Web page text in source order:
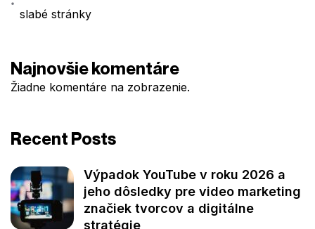
slabé stránky
Najnovšie komentáre
Žiadne komentáre na zobrazenie.
Recent Posts
Výpadok YouTube v roku 2026 a
jeho dôsledky pre video marketing
značiek tvorcov a digitálne
stratégie